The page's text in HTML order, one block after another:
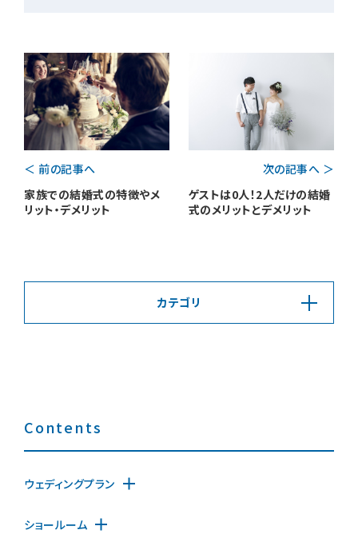
＜ 前の記事へ
家族での結婚式の特徴やメ
リット・デメリット
次の記事へ ＞
ゲストは0人！2人だけの結婚
式のメリットとデメリット
カテゴリ
Contents
ウェディングプラン
ショールーム